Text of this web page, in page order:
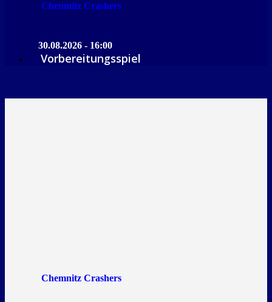
Chemnitz Crashers
30.08.2026 - 16:00
Vorbereitungsspiel
Chemnitz Crashers